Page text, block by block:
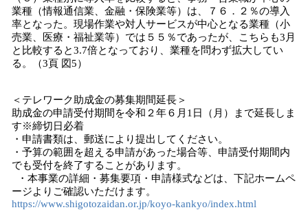
業種（情報通信業、金融・保険業等）は、７６．２％の導入
率となった。現場作業や対人サービスが中心となる業種（小
売業、医療・福祉業等）では５５％であったが、こちらも3月
と比較すると3.7倍となっており、業種を問わず拡大してい
る。（3頁 図5）
＜テレワーク助成金の募集期間延長＞
助成金の申請受付期間を令和２年６月1日（月）まで延長しま
す※締切日必着
・申請書類は、郵送により提出してください。
・予算の範囲を超える申請があった場合等、申請受付期間内
でも受付を終了することがあります。
・本事業の詳細・募集要項・申請様式などは、下記ホームペ
ージよりご確認いただけます。
https://www.shigotozaidan.or.jp/koyo-kankyo/index.html